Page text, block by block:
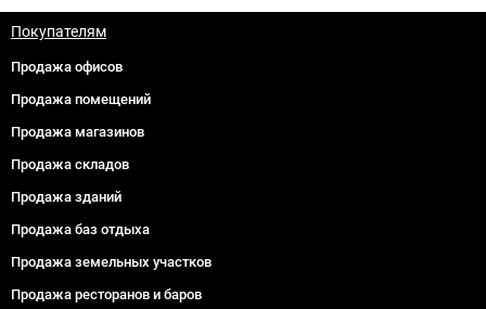
Покупателям
Продажа офисов
Продажа помещений
Продажа магазинов
Продажа складов
Продажа зданий
Продажа баз отдыха
Продажа земельных участков
Продажа ресторанов и баров